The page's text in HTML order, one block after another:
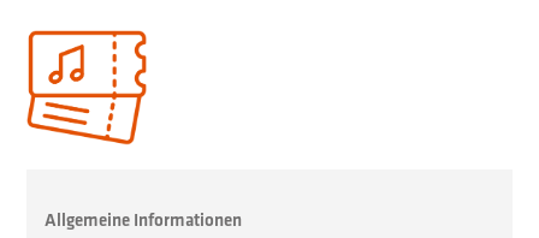
Allgemeine Informationen